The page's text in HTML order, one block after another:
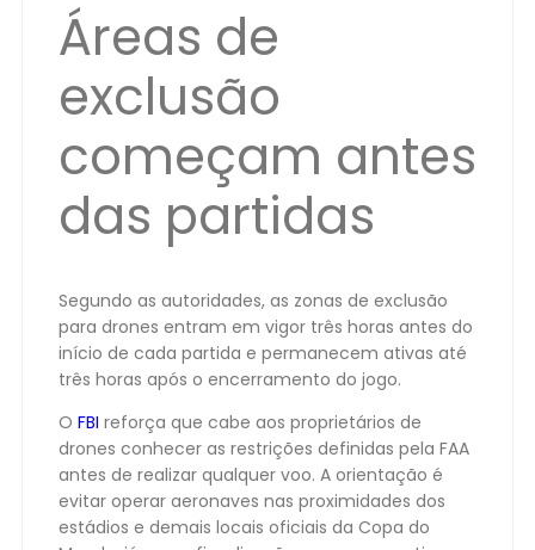
Áreas de
exclusão
começam antes
das partidas
Segundo as autoridades, as zonas de exclusão
para drones entram em vigor três horas antes do
início de cada partida e permanecem ativas até
três horas após o encerramento do jogo.
O FBI reforça que cabe aos proprietários de
drones conhecer as restrições definidas pela FAA
antes de realizar qualquer voo. A orientação é
evitar operar aeronaves nas proximidades dos
estádios e demais locais oficiais da Copa do